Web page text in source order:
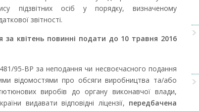
підзвітних осіб у порядку, визначеному
звітності.
за квітень повинні подати до 10 травня 2016
95-ВР за неподання чи несвоєчасного подання
відомостями про обсяги виробництва та/або
виробів до органу виконавчої влади,
видавати відповідні ліцензії, передбачена